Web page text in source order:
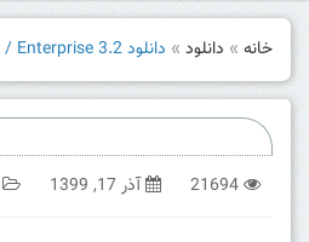
خانه » دانلود » دانلود TypeItIn Professional / Network / Enterprise 3.2 مدیریت حافظه کلیپ بورد
21694 آذر 17, 1399